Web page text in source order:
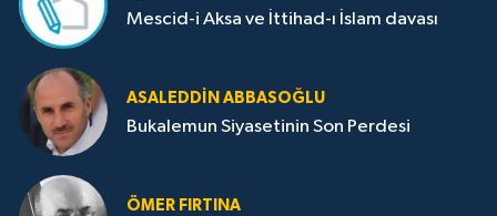
Mescid-i Aksa ve İttihad-ı İslam davası
ASALEDDIN ABBASOĞLU
Bukalemun Siyasetinin Son Perdesi
ÖMER FIRTINA